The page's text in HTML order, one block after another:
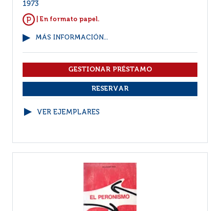
1973
| En formato papel.
MÁS INFORMACIÓN...
VER EJEMPLARES